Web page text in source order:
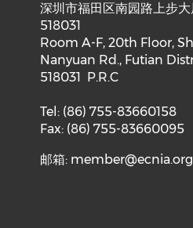
深圳市福田区南园路上步
518031
Room A-F, 20th Floor,
Nanyuan Rd., Futian
518031 P.R.C
Tel: (86) 755-83660158
Fax: (86) 755-83660095
邮箱: member@ecnia.org